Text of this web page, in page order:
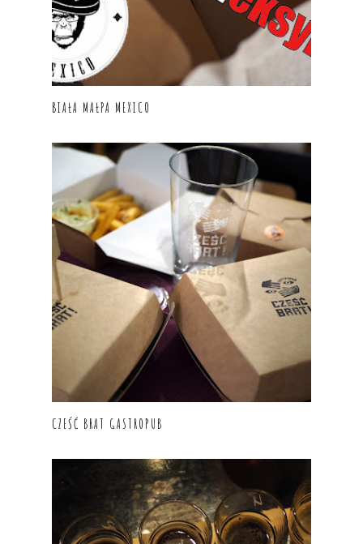
BIAŁA MAŁPA MEXICO
CZEŚĆ BRAT GASTROPUB